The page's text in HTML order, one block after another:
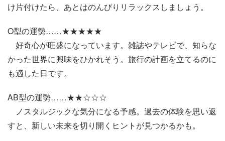
け片付けたら、あとはのんびりリラックスしましょう。
O型の運勢……★★★★★
好奇心が旺盛になっています。雑誌やテレビで、知らな
かった世界に興味をひかれそう。旅行の計画を立てるのに
も適した日です。
AB型の運勢……★★☆☆☆
ノスタルジックな気分になる予感。過去の体験を思い返
すと、新しい未来を切り開くヒントが見つかるかも。